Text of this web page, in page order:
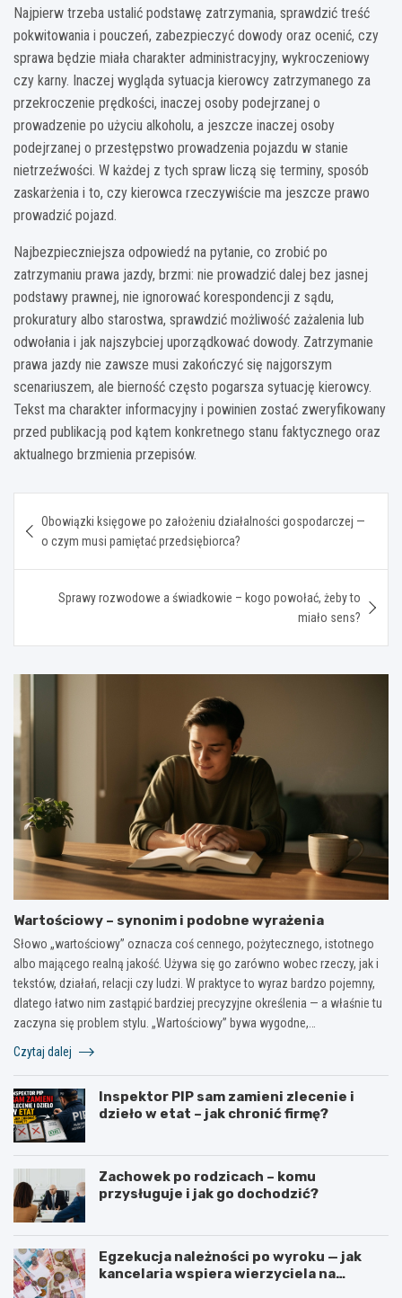
Najpierw trzeba ustalić podstawę zatrzymania, sprawdzić treść
pokwitowania i pouczeń, zabezpieczyć dowody oraz ocenić, czy
sprawa będzie miała charakter administracyjny, wykroczeniowy
czy karny. Inaczej wygląda sytuacja kierowcy zatrzymanego za
przekroczenie prędkości, inaczej osoby podejrzanej o
prowadzenie po użyciu alkoholu, a jeszcze inaczej osoby
podejrzanej o przestępstwo prowadzenia pojazdu w stanie
nietrzeźwości. W każdej z tych spraw liczą się terminy, sposób
zaskarżenia i to, czy kierowca rzeczywiście ma jeszcze prawo
prowadzić pojazd.
Najbezpieczniejsza odpowiedź na pytanie, co zrobić po
zatrzymaniu prawa jazdy, brzmi: nie prowadzić dalej bez jasnej
podstawy prawnej, nie ignorować korespondencji z sądu,
prokuratury albo starostwa, sprawdzić możliwość zażalenia lub
odwołania i jak najszybciej uporządkować dowody. Zatrzymanie
prawa jazdy nie zawsze musi zakończyć się najgorszym
scenariuszem, ale bierność często pogarsza sytuację kierowcy.
Tekst ma charakter informacyjny i powinien zostać zweryfikowany
przed publikacją pod kątem konkretnego stanu faktycznego oraz
aktualnego brzmienia przepisów.
wpisu
Obowiązki księgowe po założeniu działalności gospodarczej —
o czym musi pamiętać przedsiębiorca?
Sprawy rozwodowe a świadkowie – kogo powołać, żeby to
miało sens?
Wartościowy – synonim i podobne wyrażenia
Słowo „wartościowy” oznacza coś cennego, pożytecznego, istotnego
albo mającego realną jakość. Używa się go zarówno wobec rzeczy, jak i
tekstów, działań, relacji czy ludzi. W praktyce to wyraz bardzo pojemny,
dlatego łatwo nim zastąpić bardziej precyzyjne określenia — a właśnie tu
zaczyna się problem stylu. „Wartościowy” bywa wygodne,…
Czytaj dalej
Inspektor PIP sam zamieni zlecenie i
dzieło w etat – jak chronić firmę?
Zachowek po rodzicach – komu
przysługuje i jak go dochodzić?
Egzekucja należności po wyroku — jak
kancelaria wspiera wierzyciela na